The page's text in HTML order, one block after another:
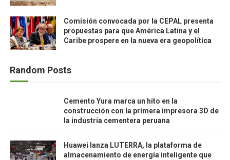
Comisión convocada por la CEPAL presenta
propuestas para que América Latina y el
Caribe prospere en la nueva era geopolítica
Random Posts
Cemento Yura marca un hito en la
construcción con la primera impresora 3D de
la industria cementera peruana
Huawei lanza LUTERRA, la plataforma de
almacenamiento de energía inteligente que